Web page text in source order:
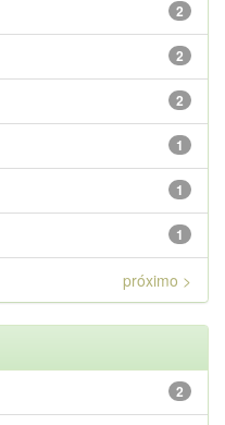
2
2
2
1
1
1
próximo >
2